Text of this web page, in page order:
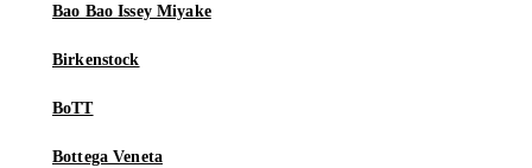
Bao Bao Issey Miyake
Birkenstock
BoTT
Bottega Veneta